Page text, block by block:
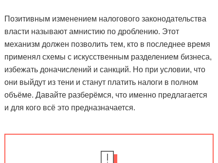
Позитивным изменением налогового законодательства
власти называют амнистию по дроблению. Этот
механизм должен позволить тем, кто в последнее время
применял схемы с искусственным разделением бизнеса,
избежать доначислений и санкций. Но при условии, что
они выйдут из тени и станут платить налоги в полном
объёме. Давайте разберёмся, что именно предлагается
и для кого всё это предназначается.